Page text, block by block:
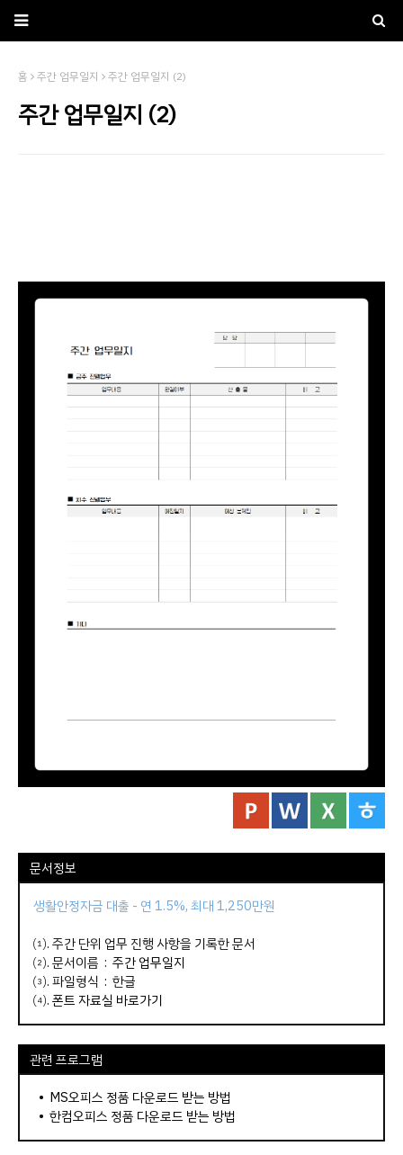
홈 주간 업무일지 주간 업무일지 (2)
주간 업무일지 (2)
문서정보
생활안정자금 대출 - 연 1.5%, 최대 1,250만원
⑴. 주간 단위 업무 진행 사항을 기록한 문서
⑵. 문서이름 : 주간 업무일지
⑶. 파일형식 : 한글
⑷.폰트 자료실 바로가기
관련 프로그램
• MS오피스 정품 다운로드 받는 방법
• 한컴오피스 정품 다운로드 받는 방법